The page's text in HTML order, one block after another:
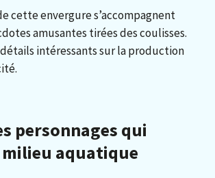
cette envergure s’accompagnent
amusantes tirées des coulisses.
intéressants sur la production
personnages qui
aquatique